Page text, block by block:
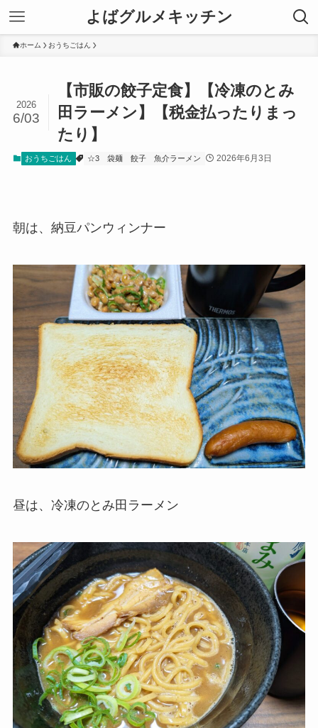
よばグルメキッチン
ホーム おうちごはん
【市販の餃子定食】【冷凍のとみ
田ラーメン】【税金払ったりまっ
たり】
2026
6/03
おうちごはん ☆3 袋麺 餃子 魚介ラーメン 2026年6月3日
朝は、納豆パンウィンナー
昼は、冷凍のとみ田ラーメン